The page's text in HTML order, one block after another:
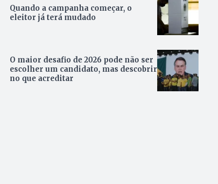
Quando a campanha começar, o
eleitor já terá mudado
O maior desafio de 2026 pode não ser
escolher um candidato, mas descobrir
no que acreditar